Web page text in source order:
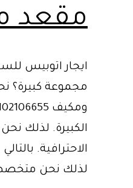
مقعد
ايجار اتوبيس
الكبيرة. لذلك
الاحترافية.
لذلك نحن